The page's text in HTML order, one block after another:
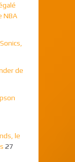
NBA
de
le
27